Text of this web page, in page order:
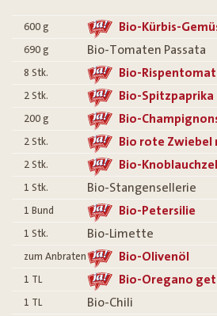
600 g Bio-Kürbis-
690 g Bio-Tomaten Passata
8 Stk. Bio-
2 Stk. Bio-Spitzpaprika
200 g Bio-
2 Stk. Bio rote
2 Stk. Bio-
1 Stk. Bio-Stangensellerie
1 Bund Bio-Petersilie
1 Stk. Bio-Limette
zum Anbraten Bio-Olivenöl
1 TL Bio-Oregano
1 TL Bio-Chili